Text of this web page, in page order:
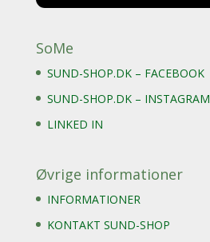
SoMe
SUND-SHOP.DK – FACEBOOK
SUND-SHOP.DK – INSTAGRAM
LINKED IN
Øvrige informationer
INFORMATIONER
KONTAKT SUND-SHOP